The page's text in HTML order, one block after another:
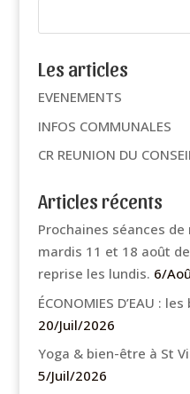
Les articles
EVENEMENTS
INFOS COMMUNALES
CR REUNION DU
Articles récents
Prochaines séances
mardis 11 et 18 août
reprise les lundis. 6/
ÉCONOMIES D’EAU :
20/Juil/2026
Yoga & bien-être à St
5/Juil/2026